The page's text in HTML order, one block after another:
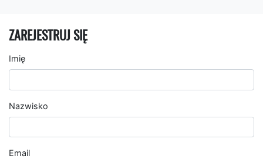
ZAREJESTRUJ SIĘ
Imię
Nazwisko
Email